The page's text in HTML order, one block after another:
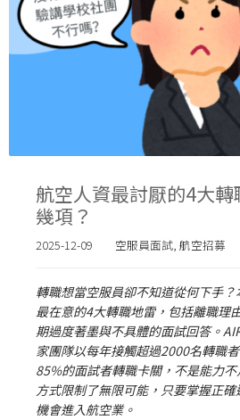
航空人資最討厭的4大
幾項？
2025-12-09 空服員面試, 航空招募
轉職想當空服員卻不知道從何下手
最在意的4大轉職地雷，包括離職理
期過度著墨與不具體的面試回答。
家團隊以每年接觸超過2000名轉職
85%的面試者轉職卡關，不是能力
方式限制了無限可能，只要掌握正
機會進入航空業。